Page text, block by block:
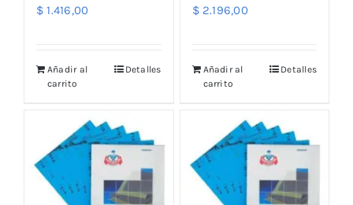
$ 1.416,00
Añadir al
carrito
Detalles
$2.196,00
Añadir al
carrito
Detalles